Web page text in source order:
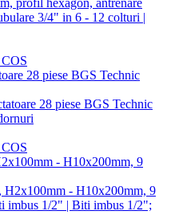
28 piese BGS Technic
- H10x200mm, 9